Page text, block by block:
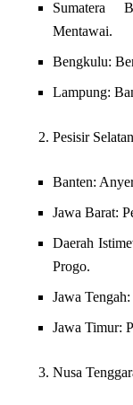
Sumatera
Mentawai.
Bengkulu:
Lampung:
Pesisir
Banten:
Jawa Barat:
Daerah
Progo.
Jawa
Jawa Timur:
Nusa